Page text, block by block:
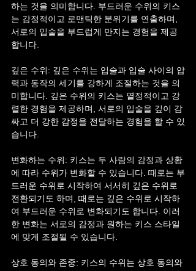
하는 것을 의미합니다. 부드러운 수위의 키스
는 감정적이고 로맨틱한 분위기를 연출하며,
서로의 입술을 부드럽게 만지는 경험을 제공
합니다.
깊은 수위: 깊은 수위는 입술과 입술 사이의 압
력과 동작의 세기를 강하게 조절하는 것을 의
미합니다. 깊은 수위의 키스는 열정적이고 강
렬한 경험을 제공하며, 서로의 입술을 깊이 감
싸고 더 강한 감정을 전달하는 경험을 할 수 있
습니다.
변화하는 수위: 키스는 두 사람의 감정과 상황
에 따라 수위가 변화할 수 있습니다. 때로는 부
드러운 수위로 시작하여 서서히 깊은 수위로
전환되기도 하며, 때로는 깊은 수위로 시작하
여 부드러운 수위로 변화되기도 합니다. 이러
한 변화는 서로의 감정과 원하는 키스 스타일
에 맞게 조절될 수 있습니다.
상호 동의와 존중: 키스의 수위는 상호 동의와